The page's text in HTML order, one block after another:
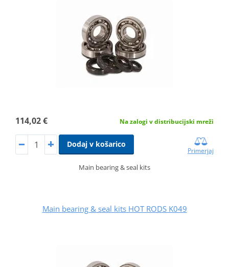
114,02 € Na zalogi v distribucijski mreži
Dodaj v košarico
Primerjaj
Main bearing & seal kits
Main bearing & seal kits HOT RODS K049